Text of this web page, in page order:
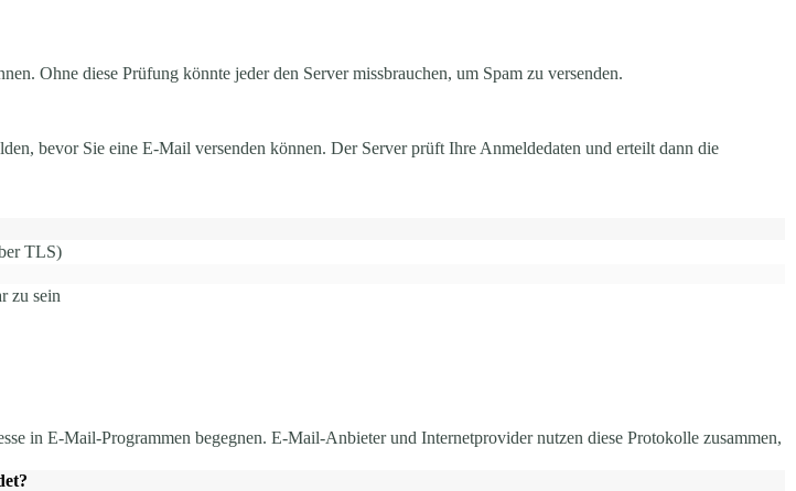
Ohne diese Prüfung könnte jeder den Server missbrauchen, um Spam zu versenden.
bevor Sie eine E-Mail versenden können. Der Server prüft Ihre Anmeldedaten und erteilt dann die
TLS)
zu sein
in E-Mail-Programmen begegnen. E-Mail-Anbieter und Internetprovider nutzen diese Protokolle zusammen,